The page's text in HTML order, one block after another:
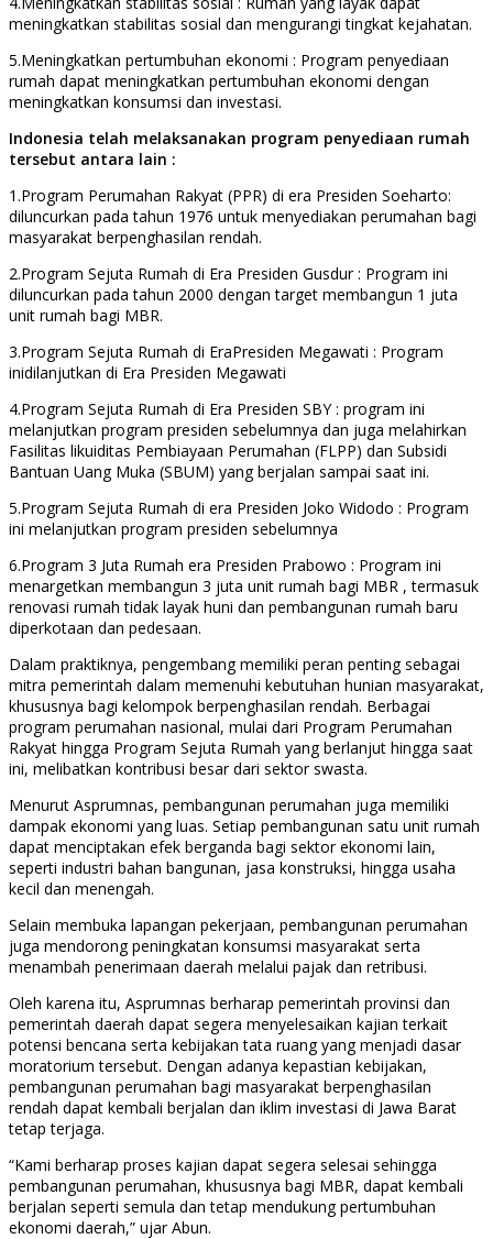
meningkatkan stabilitas sosial dan mengurangi tingkat kejahatan.
5.Meningkatkan pertumbuhan ekonomi : Program penyediaan
rumah dapat meningkatkan pertumbuhan ekonomi dengan
meningkatkan konsumsi dan investasi.
Indonesia telah melaksanakan program penyediaan rumah
tersebut antara lain :
1.Program Perumahan Rakyat (PPR) di era Presiden Soeharto:
diluncurkan pada tahun 1976 untuk menyediakan perumahan bagi
masyarakat berpenghasilan rendah.
2.Program Sejuta Rumah di Era Presiden Gusdur : Program ini
diluncurkan pada tahun 2000 dengan target membangun 1 juta
unit rumah bagi MBR.
3.Program Sejuta Rumah di EraPresiden Megawati : Program
inidilanjutkan di Era Presiden Megawati
4.Program Sejuta Rumah di Era Presiden SBY : program ini
melanjutkan program presiden sebelumnya dan juga melahirkan
Fasilitas likuiditas Pembiayaan Perumahan (FLPP) dan Subsidi
Bantuan Uang Muka (SBUM) yang berjalan sampai saat ini.
5.Program Sejuta Rumah di era Presiden Joko Widodo : Program
ini melanjutkan program presiden sebelumnya
6.Program 3 Juta Rumah era Presiden Prabowo : Program ini
menargetkan membangun 3 juta unit rumah bagi MBR , termasuk
renovasi rumah tidak layak huni dan pembangunan rumah baru
diperkotaan dan pedesaan.
Dalam praktiknya, pengembang memiliki peran penting sebagai
mitra pemerintah dalam memenuhi kebutuhan hunian masyarakat,
khususnya bagi kelompok berpenghasilan rendah. Berbagai
program perumahan nasional, mulai dari Program Perumahan
Rakyat hingga Program Sejuta Rumah yang berlanjut hingga saat
ini, melibatkan kontribusi besar dari sektor swasta.
Menurut Asprumnas, pembangunan perumahan juga memiliki
dampak ekonomi yang luas. Setiap pembangunan satu unit rumah
dapat menciptakan efek berganda bagi sektor ekonomi lain,
seperti industri bahan bangunan, jasa konstruksi, hingga usaha
kecil dan menengah.
Selain membuka lapangan pekerjaan, pembangunan perumahan
juga mendorong peningkatan konsumsi masyarakat serta
menambah penerimaan daerah melalui pajak dan retribusi.
Oleh karena itu, Asprumnas berharap pemerintah provinsi dan
pemerintah daerah dapat segera menyelesaikan kajian terkait
potensi bencana serta kebijakan tata ruang yang menjadi dasar
moratorium tersebut. Dengan adanya kepastian kebijakan,
pembangunan perumahan bagi masyarakat berpenghasilan
rendah dapat kembali berjalan dan iklim investasi di Jawa Barat
tetap terjaga.
“Kami berharap proses kajian dapat segera selesai sehingga
pembangunan perumahan, khususnya bagi MBR, dapat kembali
berjalan seperti semula dan tetap mendukung pertumbuhan
ekonomi daerah,” ujar Abun.